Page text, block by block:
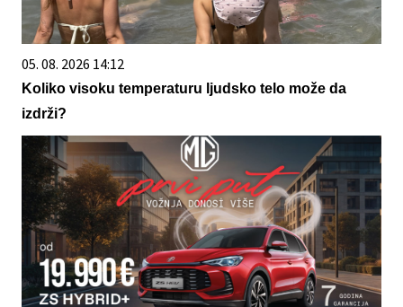
05. 08. 2026 14:12
Koliko visoku temperaturu ljudsko telo može da
izdrži?